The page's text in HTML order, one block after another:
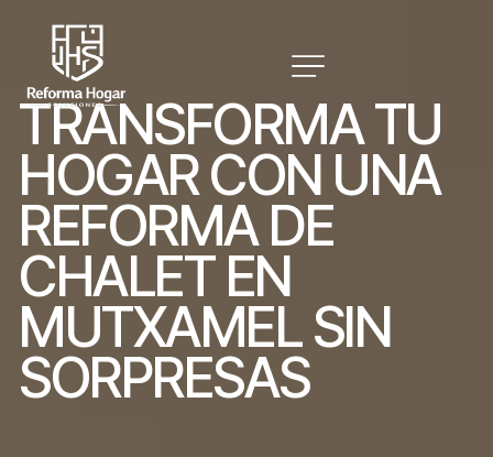
TRANSFORMATU
HOGARCON UNA
REFORMA DE
CHALET EN
MUTXAMEL SIN
SORPRESAS